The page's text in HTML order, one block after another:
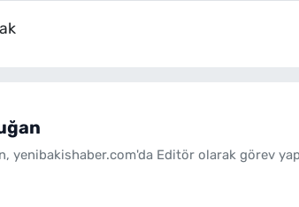
yenibakishaber.com'da Editör olarak görev